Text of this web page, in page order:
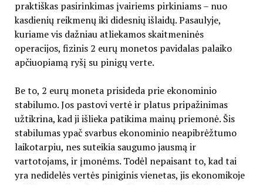
praktiškas pasirinkimas įvairiems pirkiniams – nuo
kasdienių reikmenų iki didesnių išlaidų. Pasaulyje,
kuriame vis dažniau atliekamos skaitmeninės
operacijos, fizinis 2 eurų monetos pavidalas palaiko
apčiuopiamą ryšį su pinigų verte.
Be to, 2 eurų moneta prisideda prie ekonominio
stabilumo. Jos pastovi vertė ir platus pripažinimas
užtikrina, kad ji išlieka patikima mainų priemonė. Šis
stabilumas ypač svarbus ekonominio neapibrėžtumo
laikotarpiu, nes suteikia saugumo jausmą ir
vartotojams, ir įmonėms. Todėl nepaisant to, kad tai
yra nedidelės vertės piniginis vienetas, jis ekonomikoje